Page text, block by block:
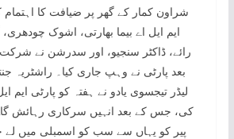
شراون کمار کے گھر پر ضیافت کا اہتمام
ایم ایل اے بیما بھارتی، اشوک
رائے، ڈاکٹر سنجیو، اور سدرشن نے
بعد پارٹی نے وہپ جاری کیا۔ راشٹریہ
لیڈر تیجسوی یادو نے ہفتہ کو پارٹی ایم
کی، جس کے بعد انہیں سرکاری رہائش گاہ
پیر کو یہاں سے سب کو اسمبلی میں لے